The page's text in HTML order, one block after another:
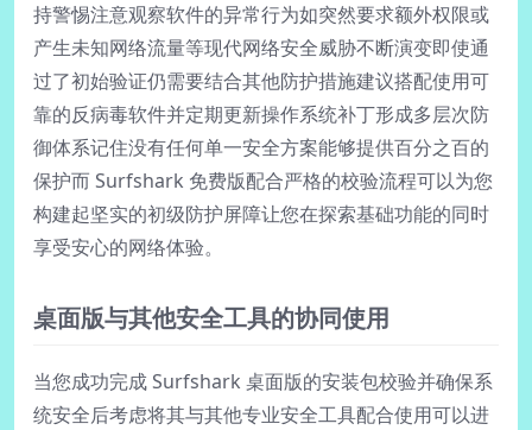
持警惕注意观察软件的异常行为如突然要求额外权限或
产生未知网络流量等现代网络安全威胁不断演变即使通
过了初始验证仍需要结合其他防护措施建议搭配使用可
靠的反病毒软件并定期更新操作系统补丁形成多层次防
御体系记住没有任何单一安全方案能够提供百分之百的
保护而 Surfshark 免费版配合严格的校验流程可以为您
构建起坚实的初级防护屏障让您在探索基础功能的同时
享受安心的网络体验。
桌面版与其他安全工具的协同使用
当您成功完成 Surfshark 桌面版的安装包校验并确保系
统安全后考虑将其与其他专业安全工具配合使用可以进